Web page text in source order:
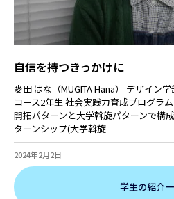
自信を持つきっかけに
麥田 はな（MUGITA Hana） デザイン
コース2年生 社会実践力育成プログラ
開拓パターンと大学斡旋パターンで構
ターンシップ(大学斡旋
2024年2月2日
学生の紹介